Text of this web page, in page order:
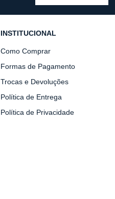
INSTITUCIONAL
Como Comprar
Formas de Pagamento
Trocas e Devoluções
Política de Entrega
Política de Privacidade